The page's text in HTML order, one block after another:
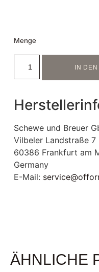
Menge
IN
Schewe und Breuer
Vilbeler Landstraße 7
60386 Frankfurt am
Germany
E-Mail:
ÄHNLICHE